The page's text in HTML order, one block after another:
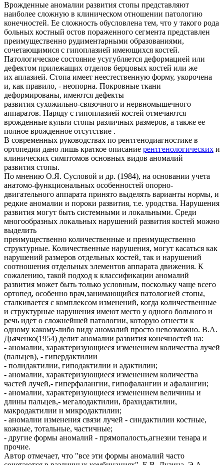
Врожденные аномалии развития стопы представляют
наиболее сложную в клиническом отношении патологию
конечностей. Ее сложность обусловлена тем, что у такого рода
больных костный остов пораженного сегмента представлен
преимущественно рудиментарными образованиями,
сочетающимися с гипоплазией имеющихся костей.
Патологическое состояние усугубляется деформацией или
дефектом прилежащих отделов берцовых костей или же
их аплазией. Стопа имеет неестественную форму, укорочена
и, как правило, - неопорна. Покровные ткани
деформированы, имеются дефекты
развития сухожильно-связочного и нервномышечного
аппаратов. Наряду с гипоплазией костей отмечаются
врожденные культи стопы различных размеров, а также ее
полное врожденное отсутствие .
В современных руководствах по рентгенодиагностике в
ортопедии дано лишь краткое описание рентгенологических и
клинических симптомов основных видов аномалий
развития стопы.
По мнению О.Я. Сусловой и др. (1984), на основании учета
анатомо-функциональных особенностей опорно-
двигательного аппарата принято выделять варианты нормы, и
редкие аномалии и пороки развития, т.е. уродства. Нарушения
развития могут быть системными и локальными. Среди
многообразных локальных нарушений развития костей можно
выделить
преимущественно количественные и преимущественно
структурные. Количественные нарушения, могут касаться как
нарушений размеров отдельных костей, так и нарушений
соотношения отдельных элементов аппарата движения. К
сожалению, такой подход к классификации аномалий
развития может быть только условным, поскольку чаще всего
ортопед, особенно врач,занимающийся патологией стопы,
сталкивается с комплексом изменений, когда количественные
и структурные нарушения имеют место у одного больного и
речь идет о сложнейшей патологии, которую отнести к
одному какому-либо виду аномалий просто невозможно. В.А.
Дьяченко(1954) делит аномалии развития конечностей на:
- аномалии, характеризующиеся изменением количества лучей
(пальцев), - гипердактилии
- полидактилии, гиподактилии и адактилии;
- аномалии, характеризующиеся изменением количества
частей лучей,- гиперфалангии, гипофалангии и афалангии;
- аномалии, характеризующиеся изменением величины и
длины пальцев,- мегалодактилии, брахидактилии,
макродактилии и микродактилии;
- аномалии изменения связи лучей - синдактилии костные,
кожные, тотальные, частичные;
- другие формы аномалий - прямопалость,агнезии тенара и
прочие.
Автор отмечает, что "все эти формы аномалий часто